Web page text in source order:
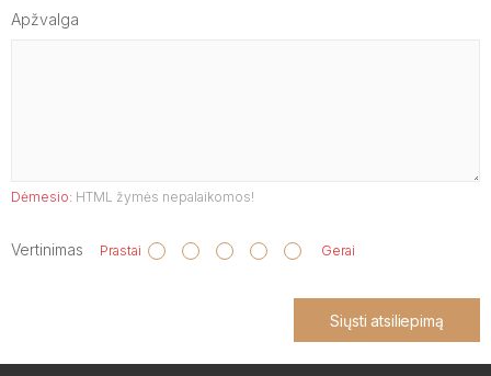
Apžvalga
Dėmesio: HTML žymės nepalaikomos!
Vertinimas Prastai Gerai
Siųsti atsiliepimą